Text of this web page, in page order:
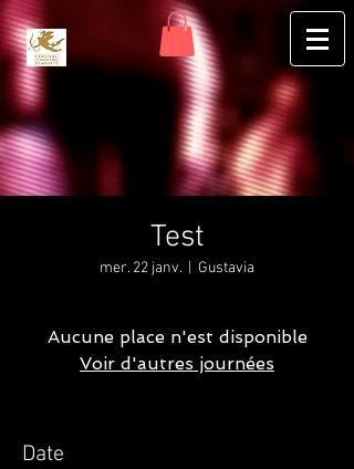
Test
mer. 22 janv. Gustavia
Aucune place n'est disponible
Voir d'autres journées
Date